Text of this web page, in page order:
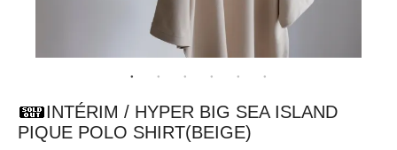
INTÉRIM / HYPER BIG SEA ISLAND
PIQUE POLO SHIRT(BEIGE)